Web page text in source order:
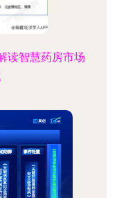
读智慧药房市场